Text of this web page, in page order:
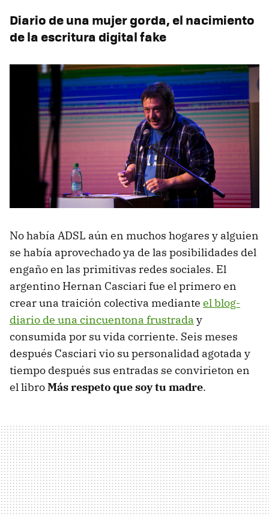
Diario de una mujer gorda, el nacimiento
de la escritura digital fake
No había ADSL aún en muchos hogares y alguien
se había aprovechado ya de las posibilidades del
engaño en las primitivas redes sociales. El
argentino Hernan Casciari fue el primero en
crear una traición colectiva mediante el blog-
diario de una cincuentona frustrada y
consumida por su vida corriente. Seis meses
después Casciari vio su personalidad agotada y
tiempo después sus entradas se convirieton en
el libroMás respeto que soy tu madre.